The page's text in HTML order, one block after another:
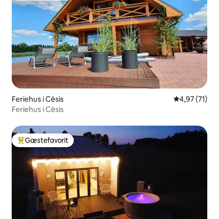
Feriehus i Cēsis 4,97 ud af 5
4,97 (71)
Feriehus i Cēsis
Bedste gæstefavorit
Gæstefavorit